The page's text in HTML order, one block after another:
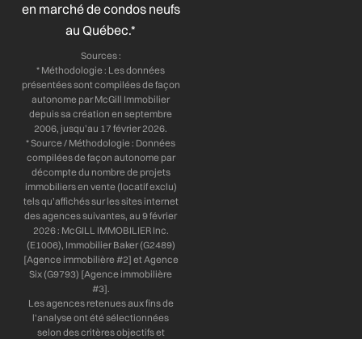
en marché de condos neufs
au Québec.*
Sources :
* Méthodologie : Les données
présentées sont compilées de façon
autonome par McGill Immobilier
depuis sa création en septembre
2006, jusqu’au 17 février 2026.
* Source / Méthodologie : Données
compilées de façon autonome par
décompte du nombre de projets
immobiliers en vente (locatif exclu)
tels qu’affichés sur les sites internet
des agences suivantes, au 9 février
2026 : McGILL IMMOBILIER Inc.
(E1006), Immobilier Baker (G2489)
[Agence immobilière #2] et Agence
Six (G9793) [Agence immobilière
#3].
Les agences retenues aux fins de
l’analyse ont été sélectionnées
selon des critères objectifs et